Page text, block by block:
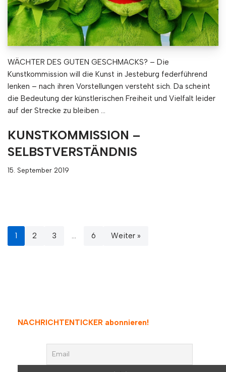
WÄCHTER DES GUTEN GESCHMACKS? – Die
Kunstkommission will die Kunst in Jesteburg federführend
lenken – nach ihren Vorstellungen versteht sich. Da scheint
die Bedeutung der künstlerischen Freiheit und Vielfalt leider
auf der Strecke zu bleiben …
KUNSTKOMMISSION –
SELBSTVERSTÄNDNIS
15. September 2019
1 2 3 … 6 Weiter »
NACHRICHTENTICKER abonnieren!